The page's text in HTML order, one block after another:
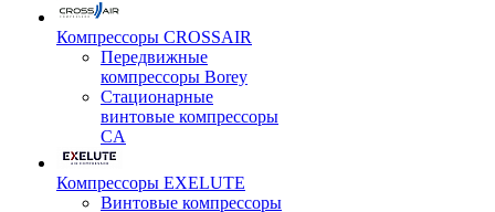
Компрессоры CROSSAIR
Передвижные
компрессоры Borey
Стационарные
винтовые компрессоры
CA
Компрессоры EXELUTE
Винтовые компрессоры